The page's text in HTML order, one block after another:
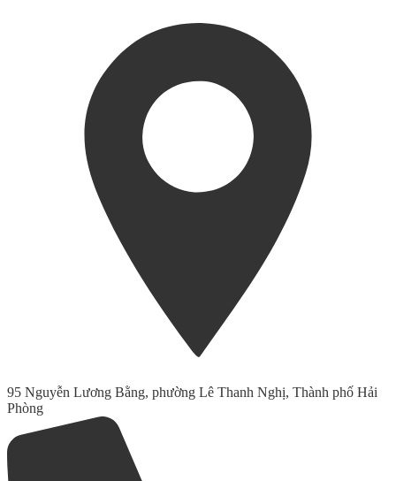
95 Nguyễn Lương Bằng, phường Lê Thanh Nghị, Thành phố Hải
Phòng